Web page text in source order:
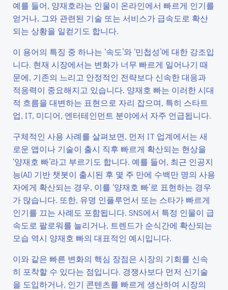
예를 들어, 양재호라는 인물이 온라인에서 빠르게 인기를
얻거나, 그와 관련된 기술 또는 서비스가 급속도로 확산
되는 상황을 일컫기도 합니다.
이 용어의 특징 중 하나는 ‘속도’와 ‘민첩성’에 대한 강조입
니다. 현재 시장에서는 변화가 너무 빠르게 일어나기 때
문에, 기존의 느리고 안정적인 전략보다 신속한 대응과
적응력이 중요해지고 있습니다. 양재호 빠는 이러한 시대
적 흐름을 대변하는 표현으로 자리 잡으며, 특히 스타트
업, IT, 미디어, 엔터테인먼트 분야에서 자주 언급됩니다.
구체적인 사용 사례를 살펴보면, 먼저 IT 업계에서는 새
로운 앱이나 기술이 출시 직후 빠르게 확산되는 현상을
‘양재호 빠’라고 부르기도 합니다. 예를 들어, 최근 인공지
능(AI) 기반 챗봇이 출시된 후 몇 주 만에 수백만 명의 사용
자에게 확산되는 경우, 이를 ‘양재호 빠’로 표현하는 경우
가 많습니다. 또한, 유명 인플루언서 또는 스타가 빠르게
인기를 끄는 사례도 포함됩니다. SNS에서 특정 인물이 급
속도로 팔로워를 늘리거나, 트렌드가 순식간에 확산되는
모습 역시 양재호 빠의 대표적인 예시입니다.
이와 같은 빠른 변화의 핵심 장점은 시장의 기회를 신속
히 포착할 수 있다는 점입니다. 경쟁사보다 먼저 신기술
을 도입하거나, 인기 콘텐츠를 빠르게 생산하여 시장의